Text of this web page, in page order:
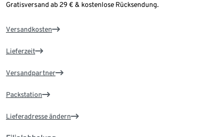
Gratisversand ab 29 € & kostenlose Rücksendung.
Versandkosten
Lieferzeit
Versandpartner
Packstation
Lieferadresse ändern